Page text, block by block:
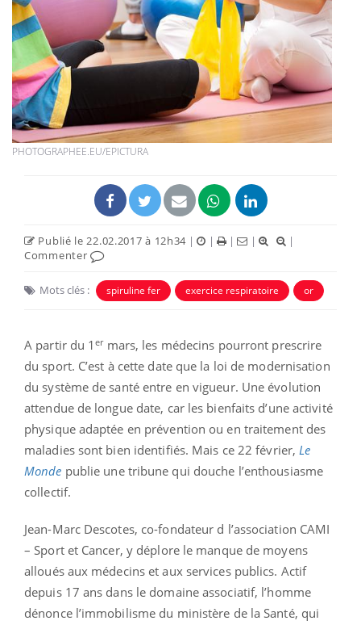
PHOTOGRAPHEE.EU/EPICTURA
Publié le 22.02.2017 à 12h34 | | | |
|
Commenter
Mots clés : spiruline fer exercice respiratoire or
A partir du 1ermars, les médecins pourront prescrire
du sport. C’est à cette date que la loi de modernisation
du système de santé entre en vigueur. Une évolution
attendue de longue date, car les bienfaits d’une activité
physique adaptée en prévention ou en traitement des
maladies sont bien identifiés. Mais ce 22 février,Le
Monde publie une tribune qui douche l’enthousiasme
collectif.
Jean-Marc Descotes, co-fondateur d l’association CAMI
– Sport et Cancer, y déplore le manque de moyens
alloués aux médecins et aux services publics. Actif
depuis 17 ans dans le domaine associatif, l’homme
dénonce l’immobilisme du ministère de la Santé, qui